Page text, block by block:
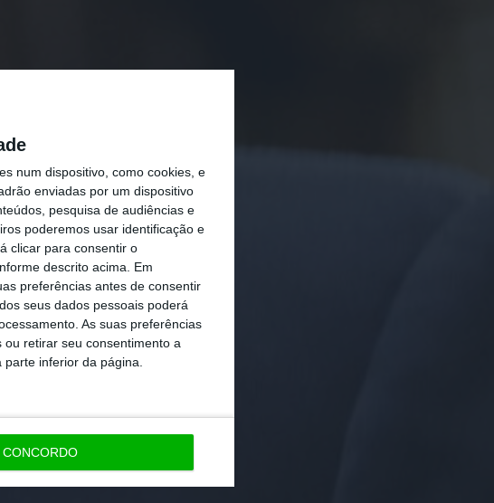
num dispositivo, como cookies, e
enviadas por um dispositivo
pesquisa de audiências e
poderemos usar identificação e
clicar para consentir o
descrito acima. Em
preferências antes de consentir
seus dados pessoais poderá
As suas preferências
retirar seu consentimento a
inferior da página.
CONCORDO